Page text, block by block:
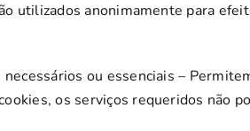
utilizados anonimamente para
ou essenciais –
os serviços requeridos não